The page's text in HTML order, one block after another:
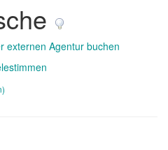
externen Agentur buchen